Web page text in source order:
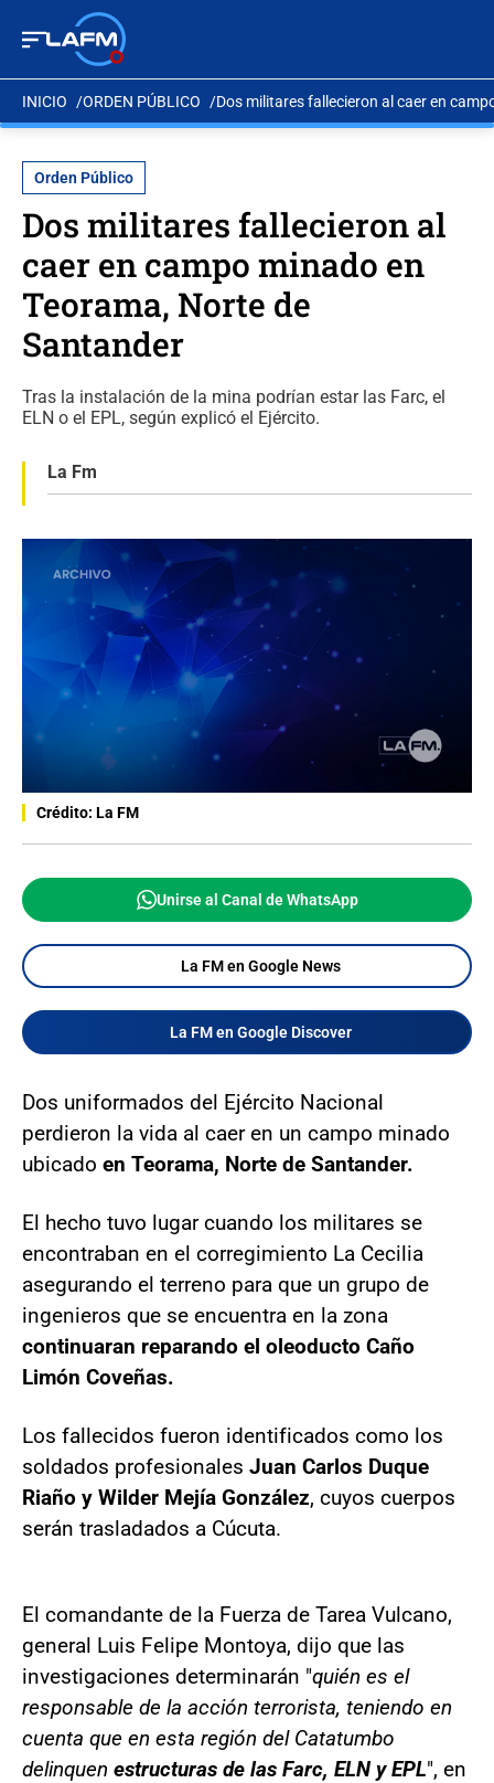
INICIO ORDEN PÚBLICO Dos militares fallecieron al caer en
Orden Público
Dos militares fallecieron al
caer en campo minado en
Teorama, Norte de
Santander
Tras la instalación de la mina podrían estar las Farc, el
ELN o el EPL, según explicó el Ejército.
La Fm
Crédito: La FM
Unirse al Canal de WhatsApp
La FM en Google News
La FM en Google Discover
Dos uniformados del Ejército Nacional
perdieron la vida al caer en un campo minado
ubicado en Teorama, Norte de Santander.
El hecho tuvo lugar cuando los militares se
encontraban en el corregimiento La Cecilia
asegurando el terreno para que un grupo de
ingenieros que se encuentra en la zona
continuaran reparando el oleoducto Caño
Limón Coveñas.
Los fallecidos fueron identificados como los
soldados profesionales Juan Carlos Duque
Riaño y Wilder Mejía González, cuyos cuerpos
serán trasladados a Cúcuta.
El comandante de la Fuerza de Tarea Vulcano,
general Luis Felipe Montoya, dijo que las
investigaciones determinarán "quién es el
responsable de la acción terrorista, teniendo en
cuenta que en esta región del Catatumbo
delinquen estructuras de las Farc, ELN y EPL", en